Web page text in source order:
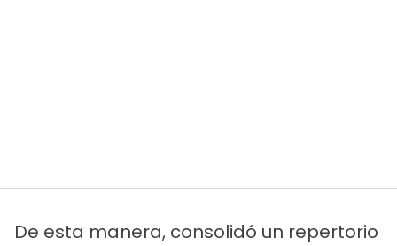
De esta manera, consolidó un repertorio